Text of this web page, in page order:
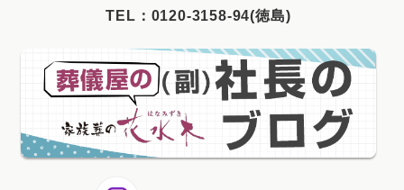
TEL： 0120-3158-94(徳島)